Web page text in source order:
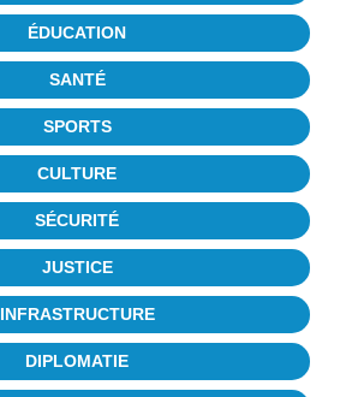
ÉDUCATION
SANTÉ
SPORTS
CULTURE
SÉCURITÉ
JUSTICE
INFRASTRUCTURE
DIPLOMATIE